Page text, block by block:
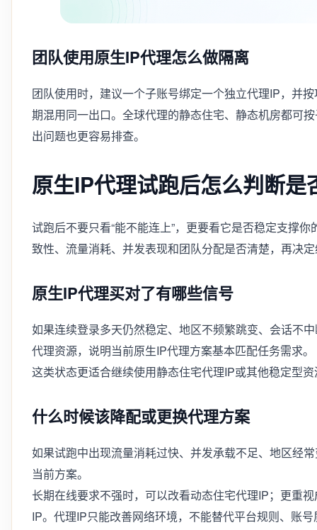
团队使用原生IP代理怎么做隔离
团队使用时，建议一个子账号绑定一个独立代理IP，并
期混用同一出口。全球代理的静态住宅、静态机房都可
出问题也更容易排查。
原生IP代理试跑后怎么判断是
试跑后不要只看“能不能连上”，更要看它是否稳定支撑
致性、流量消耗、并发表现和团队分配是否清楚，再决
原生IP代理买对了有哪些信号
如果连续登录多天仍然稳定、地区不频繁跳变、会话不
代理资源，说明当前原生IP代理方案基本匹配任务需求。
这类状态更适合继续使用静态住宅代理IP或其他稳定型
什么时候该降配或更换代理方案
如果试跑中出现流量消耗过快、并发承载不足、地区经
当前方案。
长期在线要求不强时，可以改看动态住宅代理IP；更重
IP。代理IP只能改善网络环境，不能替代平台规则、账